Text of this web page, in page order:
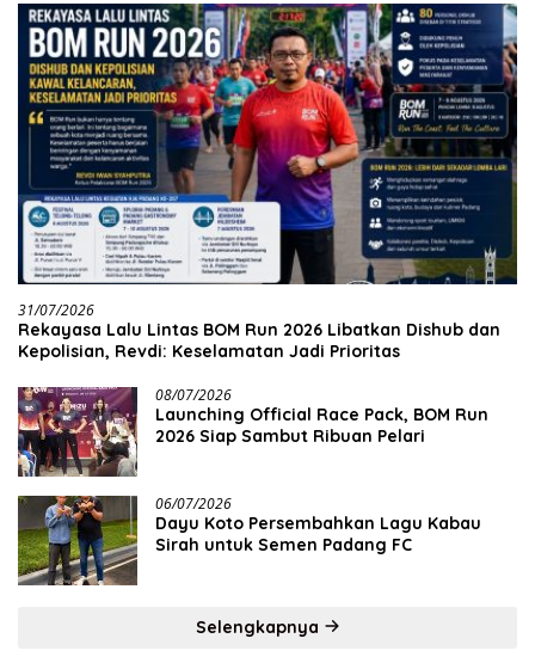
31/07/2026
Rekayasa Lalu Lintas BOM Run 2026 Libatkan Dishub dan
Kepolisian, Revdi: Keselamatan Jadi Prioritas
08/07/2026
Launching Official Race Pack, BOM Run
2026 Siap Sambut Ribuan Pelari
06/07/2026
Dayu Koto Persembahkan Lagu Kabau
Sirah untuk Semen Padang FC
Selengkapnya